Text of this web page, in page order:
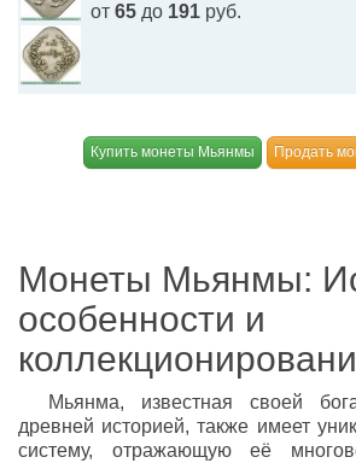
от 65 до 191 руб.
Купить монеты Мьянмы Продать
Монеты Мьянмы:
особенности и
Мьянма, известная своей
древней историей, также имеет
систему, отражающую её